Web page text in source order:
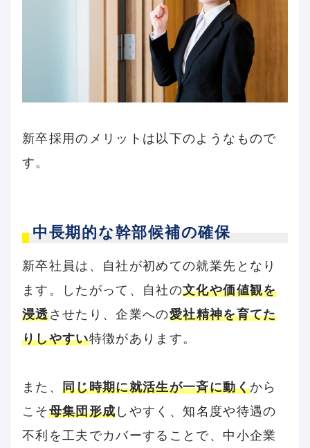
新卒採用のメリットは以下のようなもので
す。
中長期的な幹部候補の確保
新卒社員は、自社が初めての就業先となり
ます。したがって、自社の文化や価値観を
浸透させたり、企業への愛社精神を育てた
りしやすい特徴があります。
また、同じ時期に就活生が一斉に動くから
こそ母集団形成 しやすく、知名度や待遇の
不利を工夫でカバーすることで、中小企業